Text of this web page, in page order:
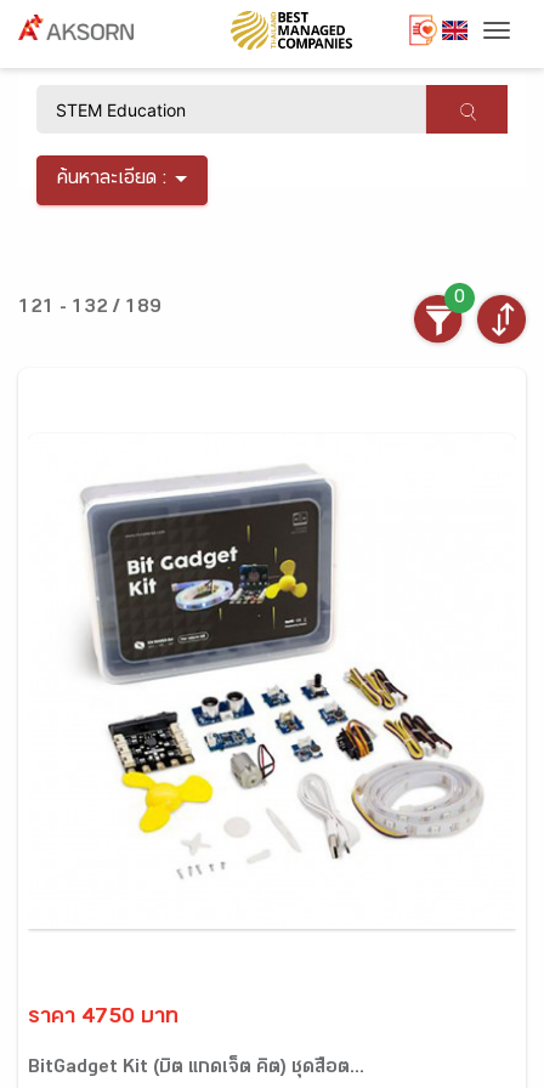
ค้นหาละเอียด :
121 - 132 / 189
0
ราคา 4750 บาท
BitGadget Kit (บิต แกดเจ็ต คิต) ชุดสื่อต...